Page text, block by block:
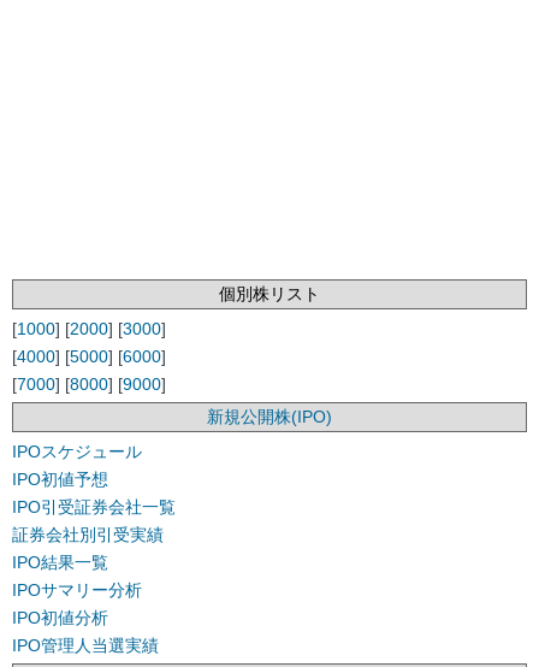
個別株リスト
[1000] [2000] [3000]
[4000] [5000] [6000]
[7000] [8000] [9000]
新規公開株(IPO)
IPOスケジュール
IPO初値予想
IPO引受証券会社一覧
証券会社別引受実績
IPO結果一覧
IPOサマリー分析
IPO初値分析
IPO管理人当選実績